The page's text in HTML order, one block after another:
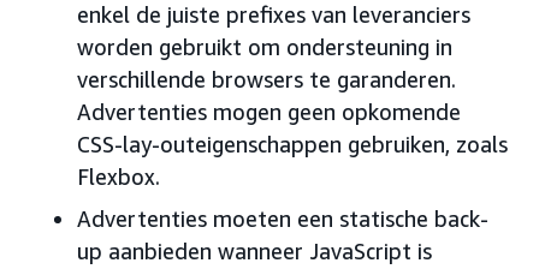
enkel de juiste prefixes van leveranciers
worden gebruikt om ondersteuning in
verschillende browsers te garanderen.
Advertenties mogen geen opkomende
CSS-lay-outeigenschappen gebruiken, zoals
Flexbox.
Advertenties moeten een statische back-
up aanbieden wanneer JavaScript is